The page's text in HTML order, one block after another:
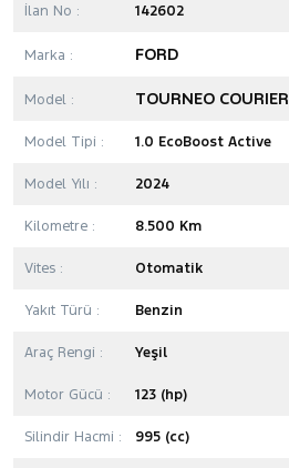
İlan No : 142602
Marka : FORD
Model : TOURNEO COURIER
Model Tipi : 1.0 EcoBoost Active
Model Yılı : 2024
Kilometre : 8.500 Km
Vites : Otomatik
Yakıt Türü : Benzin
Araç Rengi : Yeşil
Motor Gücü : 123 (hp)
Silindir Hacmi : 995 (cc)